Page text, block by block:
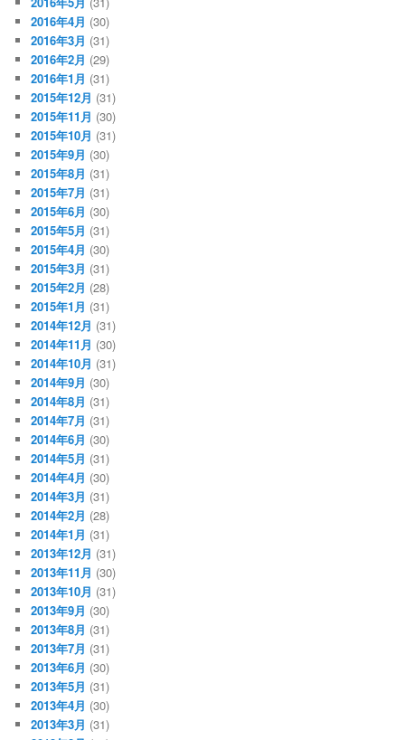
2016年4月 (30)
2016年3月 (31)
2016年2月 (29)
2016年1月 (31)
2015年12月 (31)
2015年11月 (30)
2015年10月 (31)
2015年9月 (30)
2015年8月 (31)
2015年7月 (31)
2015年6月 (30)
2015年5月 (31)
2015年4月 (30)
2015年3月 (31)
2015年2月 (28)
2015年1月 (31)
2014年12月 (31)
2014年11月 (30)
2014年10月 (31)
2014年9月 (30)
2014年8月 (31)
2014年7月 (31)
2014年6月 (30)
2014年5月 (31)
2014年4月 (30)
2014年3月 (31)
2014年2月 (28)
2014年1月 (31)
2013年12月 (31)
2013年11月 (30)
2013年10月 (31)
2013年9月 (30)
2013年8月 (31)
2013年7月 (31)
2013年6月 (30)
2013年5月 (31)
2013年4月 (30)
2013年3月 (31)